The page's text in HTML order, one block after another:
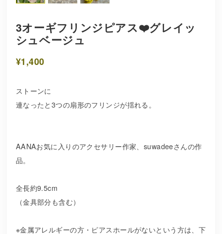
3オーギフリンジピアス❤️グレイッ
シュベージュ
¥1,400
ストーンに
連なったと3つの扇形のフリンジが揺れる。
AANAお気に入りのアクセサリー作家、suwadeeさんの作
品。
全長約9.5cm
（金具部分も含む）
※金属アレルギーの方・ピアスホールがないという方は、下